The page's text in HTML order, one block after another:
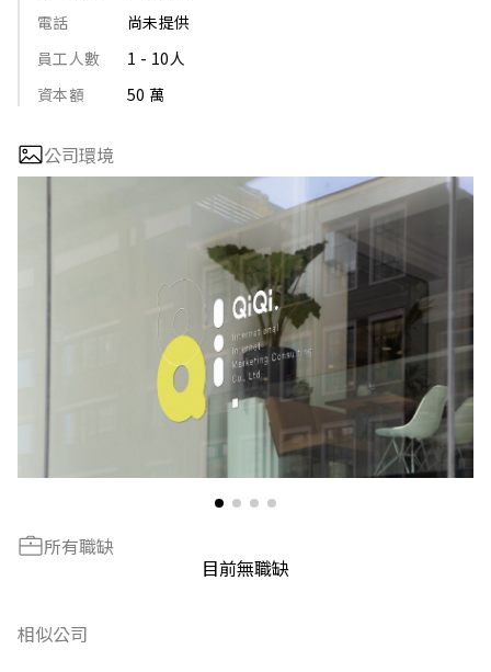
電話
尚未提供
員工人數
1 - 10人
資本額
50 萬
公司環境
所有職缺
目前無職缺
相似公司